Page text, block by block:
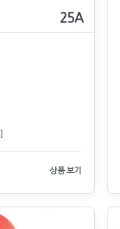
상품 보기